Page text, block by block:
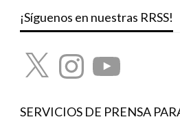
¡Síguenos en nuestras RRSS!
X InstagramYouTube
SERVICIOS DE PRENSA